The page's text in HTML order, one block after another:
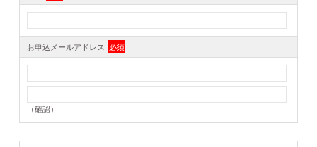
お申込メールアドレス 必須
（確認）